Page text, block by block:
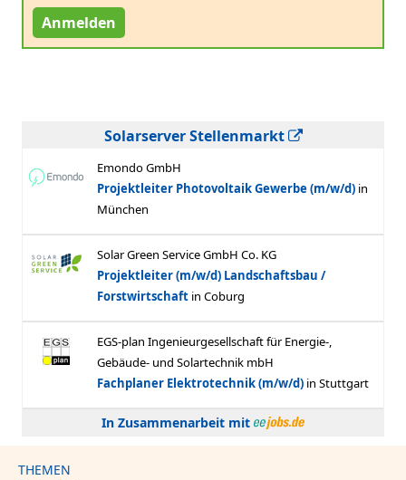
Anmelden
Solarserver Stellenmarkt
In Zusammenarbeit mit
THEMEN